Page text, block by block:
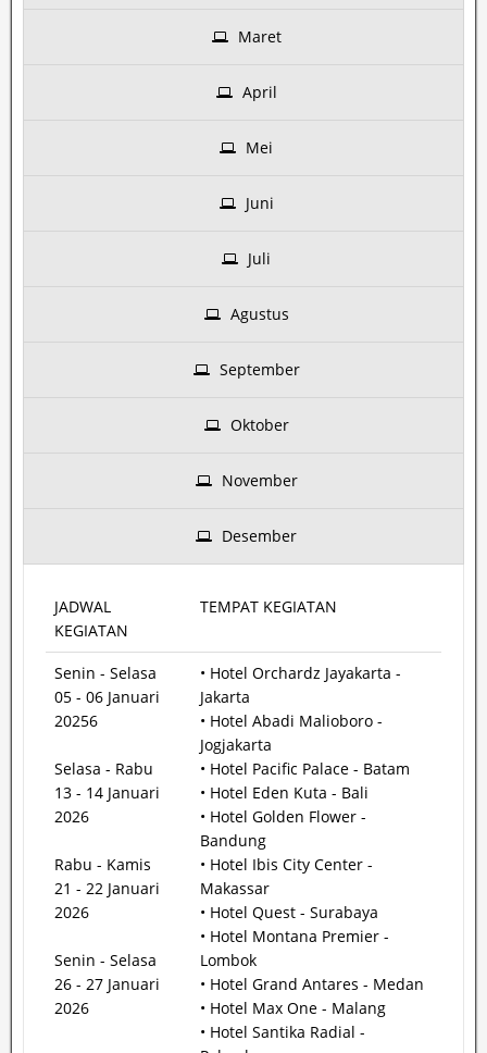
Maret
April
Mei
Juni
Juli
Agustus
September
Oktober
November
Desember
JADWAL
KEGIATAN
TEMPAT KEGIATAN
Senin - Selasa
05 - 06 Januari
20256
Selasa - Rabu
13 - 14 Januari
2026
Rabu - Kamis
21 - 22 Januari
2026
Senin - Selasa
26 - 27 Januari
2026
• Hotel Orchardz Jayakarta -
Jakarta
• Hotel Abadi Malioboro -
Jogjakarta
• Hotel Pacific Palace - Batam
• Hotel Eden Kuta - Bali
• Hotel Golden Flower -
Bandung
• Hotel Ibis City Center -
Makassar
• Hotel Quest - Surabaya
• Hotel Montana Premier -
Lombok
• Hotel Grand Antares - Medan
• Hotel Max One - Malang
• Hotel Santika Radial -